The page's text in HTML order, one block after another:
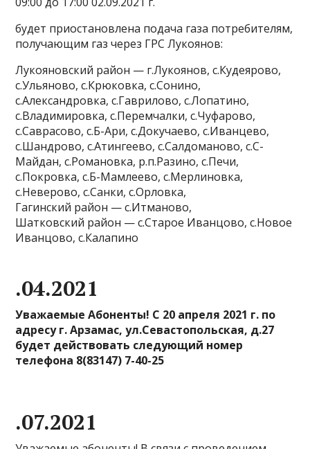
будет приостановлена подача газа потребителям,
получающим газ через ГРС Лукоянов:
Лукояновский район — г.Лукоянов, с.Кудеярово,
с.Ульяново, с.Крюковка, с.Сонино,
с.Александровка, с.Гаврилово, с.Лопатино,
с.Владимировка, с.Перемчалки, с.Чуфарово,
с.Саврасово, с.Б-Ари, с.Докучаево, с.Иванцево,
с.Шандрово, с.Атингеево, с.Салдоманово, с.С-
Майдан, с.Романовка, р.п.Разино, с.Печи,
с.Покровка, с.Б-Мамлеево, с.Мерлиновка,
с.Неверово, с.Санки, с.Орловка,
Гагинский район — с.Итманово,
Шатковский район — с.Старое Иванцово, с.Новое
Иванцово, с.Калапино
.04.2021
Уважаемые Абоненты! C 20 апреля 2021 г. по
адресу г. Арзамас, ул.Севастопольская, д.27
будет действовать следующий номер
телефона 8(83147) 7-40-25
.07.2021